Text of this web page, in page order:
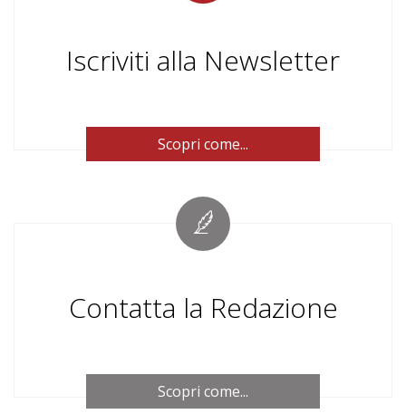
Iscriviti alla Newsletter
Scopri come...
Contatta la Redazione
Scopri come...